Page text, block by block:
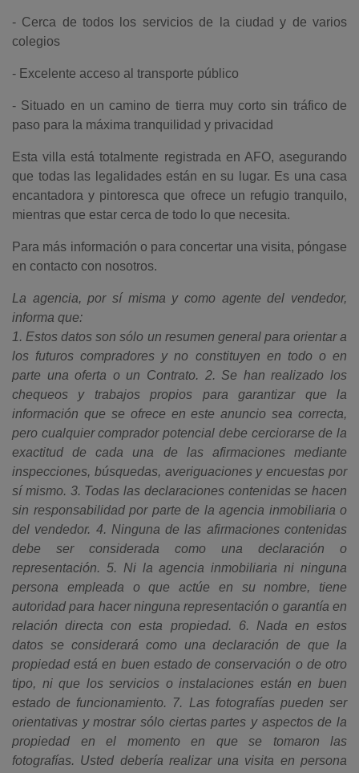
- Cerca de todos los servicios de la ciudad y de varios
colegios
- Excelente acceso al transporte público
- Situado en un camino de tierra muy corto sin tráfico de
paso para la máxima tranquilidad y privacidad
Esta villa está totalmente registrada en AFO, asegurando
que todas las legalidades están en su lugar. Es una casa
encantadora y pintoresca que ofrece un refugio tranquilo,
mientras que estar cerca de todo lo que necesita.
Para más información o para concertar una visita, póngase
en contacto con nosotros.
La agencia, por sí misma y como agente del vendedor,
informa que:
1. Estos datos son sólo un resumen general para orientar a
los futuros compradores y no constituyen en todo o en
parte una oferta o un Contrato. 2. Se han realizado los
chequeos y trabajos propios para garantizar que la
información que se ofrece en este anuncio sea correcta,
pero cualquier comprador potencial debe cerciorarse de la
exactitud de cada una de las afirmaciones mediante
inspecciones, búsquedas, averiguaciones y encuestas por
sí mismo. 3. Todas las declaraciones contenidas se hacen
sin responsabilidad por parte de la agencia inmobiliaria o
del vendedor. 4. Ninguna de las afirmaciones contenidas
debe ser considerada como una declaración o
representación. 5. Ni la agencia inmobiliaria ni ninguna
persona empleada o que actúe en su nombre, tiene
autoridad para hacer ninguna representación o garantía en
relación directa con esta propiedad. 6. Nada en estos
datos se considerará como una declaración de que la
propiedad está en buen estado de conservación o de otro
tipo, ni que los servicios o instalaciones están en buen
estado de funcionamiento. 7. Las fotografías pueden ser
orientativas y mostrar sólo ciertas partes y aspectos de la
propiedad en el momento en que se tomaron las
fotografías. Usted debería realizar una visita en persona